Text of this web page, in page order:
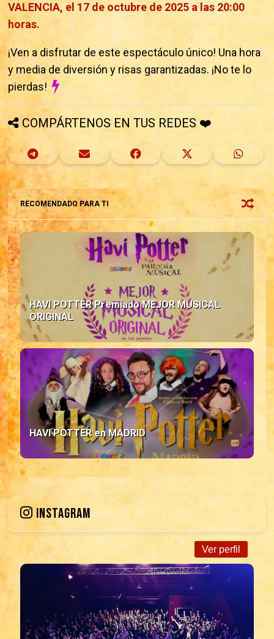
VALENCIA, el 17 de octubre de 2025 a las 20:00
horas.
¡Ven a disfrutar de este espectáculo único! Una hora
y media de diversión y risas garantizadas. ¡No te lo
pierdas!
COMPÁRTENOS EN TUS REDES ❤️
RECOMENDADO PARA TI
HAVI POTTER Premiado MEJOR MUSICAL
ORIGINAL
HAVI POTTER en MADRID
INSTAGRAM
Ver perfil